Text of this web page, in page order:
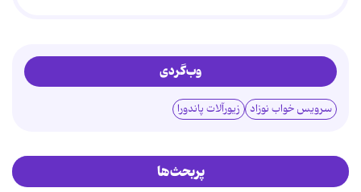
وب‌گردی
سرویس خواب نوزاد زیورآلات پاندورا
پربحث‌ها